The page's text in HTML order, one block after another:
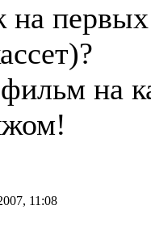
на
на
11:08